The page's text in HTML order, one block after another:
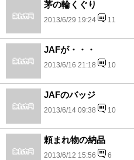
茅の輪くぐり
2013/6/29 19:24 11
JAFが・・・
2013/6/16 21:18 10
JAFのバッジ
2013/6/14 09:38 10
頼まれ物の納品
2013/6/12 15:56 6